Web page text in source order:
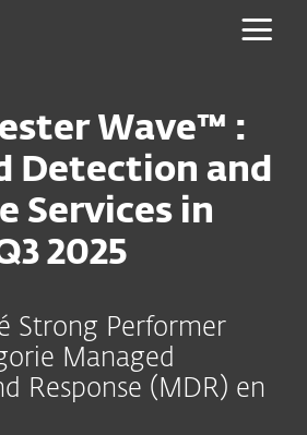
Wave™ :
Detection and
Services in
2025
Strong Performer
Managed
Response (MDR) en